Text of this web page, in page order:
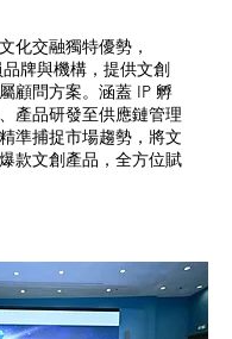
化交融獨特優勢，
牌與機構，提供文創
顧問方案。涵蓋 IP 孵
產品研發至供應鏈管理
準捕捉市場趨勢，將文
款文創產品，全方位賦